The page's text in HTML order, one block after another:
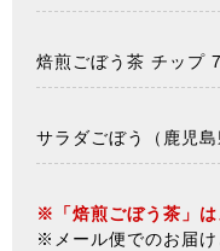
焙煎ごぼう茶 チップ
サラダごぼう（鹿児島
※「焙煎ごぼう茶」は
※メール便でのお届